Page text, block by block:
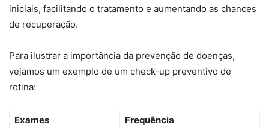
iniciais, facilitando o tratamento e aumentando as chances
de recuperação.
Para ilustrar a importância da prevenção de doenças,
vejamos um exemplo de um check-up preventivo de
rotina:
Exames
Frequência